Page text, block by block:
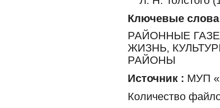
Ключевые слова
РАЙОННЫЕ
ЖИЗНЬ,
РАЙОНЫ
Источник : МУП
Количество